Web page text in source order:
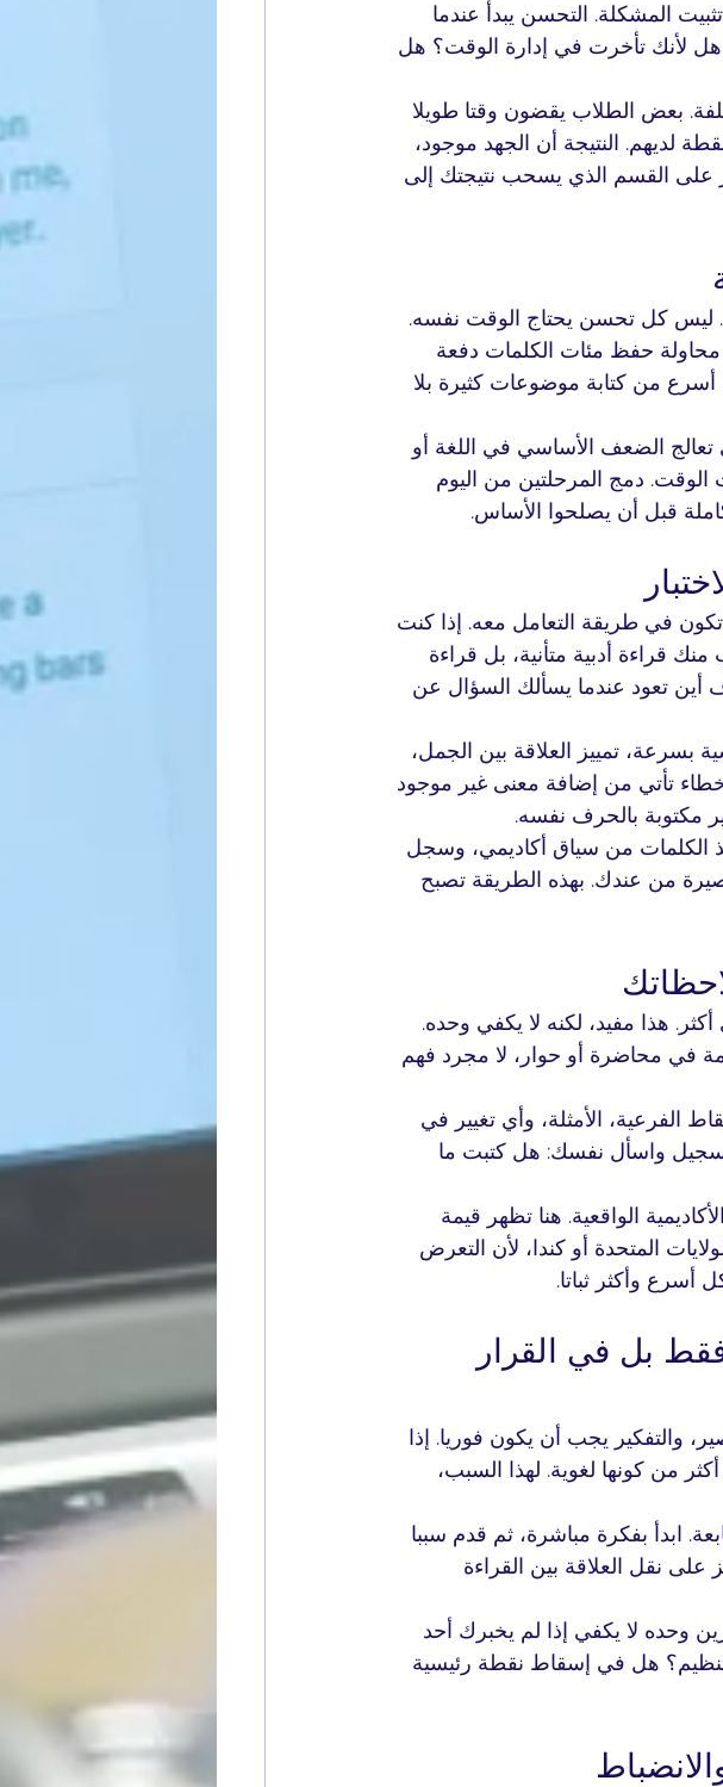
المشكلة. التحسن يبدأ عندما
هل لأنك تأخرت في إدارة الوقت؟ هل
بعض الطلاب يقضون وقتا طويلا
لديهم. النتيجة أن الجهد موجود،
على القسم الذي يسحب نتيجتك إلى
ليس كل تحسن يحتاج الوقت نفسه.
حفظ مئات الكلمات دفعة
أسرع من كتابة موضوعات كثيرة بلا
تعالج الضعف الأساسي في اللغة أو
الوقت. دمج المرحلتين من اليوم
قبل أن يصلحوا الأساس.
في طريقة التعامل معه. إذا كنت
قراءة أدبية متأنية، بل قراءة
أين تعود عندما يسألك السؤال عن
بسرعة، تمييز العلاقة بين الجمل،
تأتي من إضافة معنى غير موجود
مكتوبة بالحرف نفسه.
الكلمات من سياق أكاديمي، وسجل
من عندك. بهذه الطريقة تصبح
هذا مفيد، لكنه لا يكفي وحده.
في محاضرة أو حوار، لا مجرد فهم
الفرعية، الأمثلة، وأي تغيير في
واسأل نفسك: هل كتبت ما
الواقعية. هنا تظهر قيمة
المتحدة أو كندا، لأن التعرض
وأكثر ثباتا.
بل في القرار
والتفكير يجب أن يكون فوريا. إذا
من كونها لغوية. لهذا السبب،
ابدأ بفكرة مباشرة، ثم قدم سببا
على نقل العلاقة بين القراءة
وحده لا يكفي إذا لم يخبرك أحد
هل في إسقاط نقطة رئيسية